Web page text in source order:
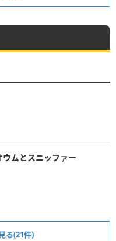
ムとスニッファー
る(21件)